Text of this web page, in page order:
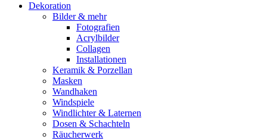
Dekoration
Bilder & mehr
Fotografien
Acrylbilder
Collagen
Installationen
Keramik & Porzellan
Masken
Wandhaken
Windspiele
Windlichter & Laternen
Dosen & Schachteln
Räucherwerk